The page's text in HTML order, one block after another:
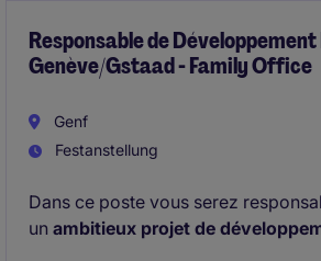
Responsable de
Genève/Gstaad - Family Office
Genf
Festanstellung
Dans ce poste vous serez
un ambitieux projet de